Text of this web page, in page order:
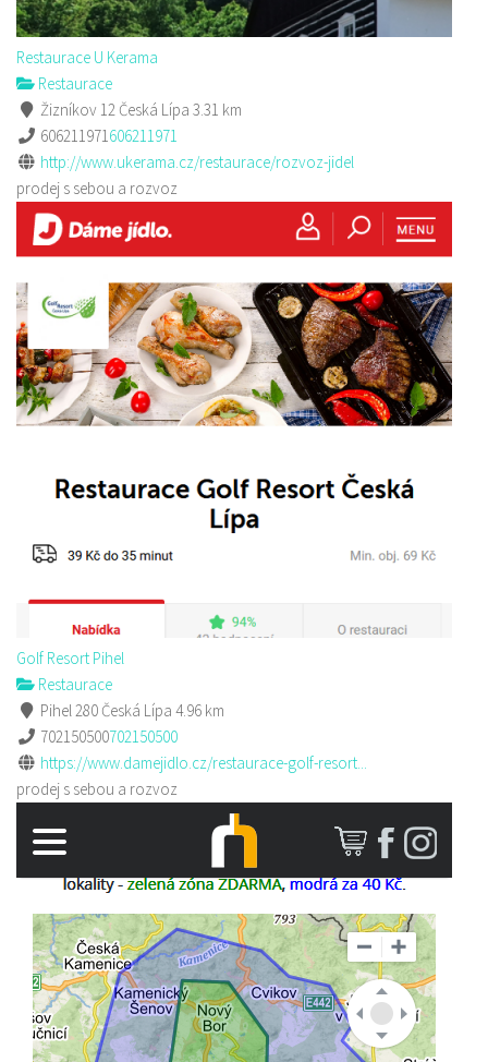
Restaurace U Kerama
Restaurace
Žizníkov 12 Česká Lípa 3.31 km
606211971606211971
http://www.ukerama.cz/restaurace/rozvoz-jidel
prodej s sebou a rozvoz
Golf Resort Pihel
Restaurace
Pihel 280 Česká Lípa 4.96 km
702150500702150500
https://www.damejidlo.cz/restaurace-golf-resort...
prodej s sebou a rozvoz